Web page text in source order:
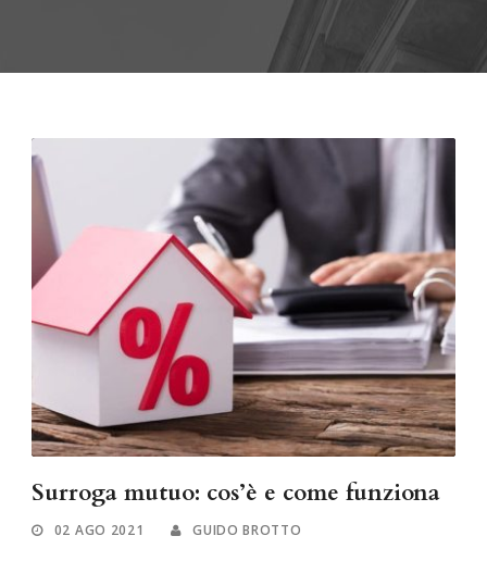
Surroga mutuo: cos’è e come funziona
02 AGO 2021 GUIDO BROTTO